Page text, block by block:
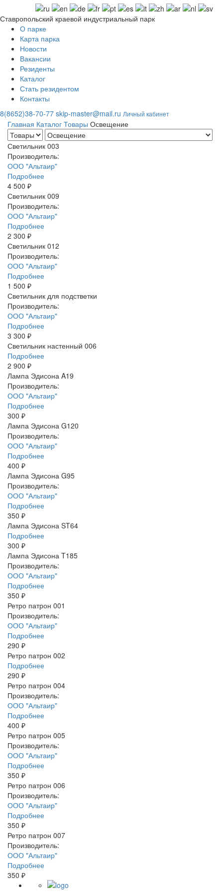
Ставропольский краевой индустриальный парк
О парке
Карта парка
Новости
Вакансии
Резиденты
Каталог
Стать резидентом
Контакты
8(8652)38-70-77 skip-master@mail.ru Личный кабинет
Главная Каталог Товары Освещение
Светильник 003
Производитель:
ООО "Альтаир"
Подробнее
4 500 ₽
Светильник 009
Производитель:
ООО "Альтаир"
Подробнее
2 300 ₽
Светильник 012
Производитель:
ООО "Альтаир"
Подробнее
1 500 ₽
Светильник для подстветки
Производитель:
ООО "Альтаир"
Подробнее
3 300 ₽
Светильник настенный 006
Подробнее
2 900 ₽
Лампа Эдисона A19
Производитель:
ООО "Альтаир"
Подробнее
300 ₽
Лампа Эдисона G120
Производитель:
ООО "Альтаир"
Подробнее
400 ₽
Лампа Эдисона G95
Производитель:
ООО "Альтаир"
Подробнее
350 ₽
Лампа Эдисона ST64
Подробнее
300 ₽
Лампа Эдисона T185
Производитель:
ООО "Альтаир"
Подробнее
350 ₽
Ретро патрон 001
Производитель:
ООО "Альтаир"
Подробнее
290 ₽
Ретро патрон 002
Подробнее
290 ₽
Ретро патрон 004
Производитель:
ООО "Альтаир"
Подробнее
400 ₽
Ретро патрон 005
Производитель:
ООО "Альтаир"
Подробнее
350 ₽
Ретро патрон 006
Производитель:
ООО "Альтаир"
Подробнее
350 ₽
Ретро патрон 007
Производитель:
ООО "Альтаир"
Подробнее
350 ₽